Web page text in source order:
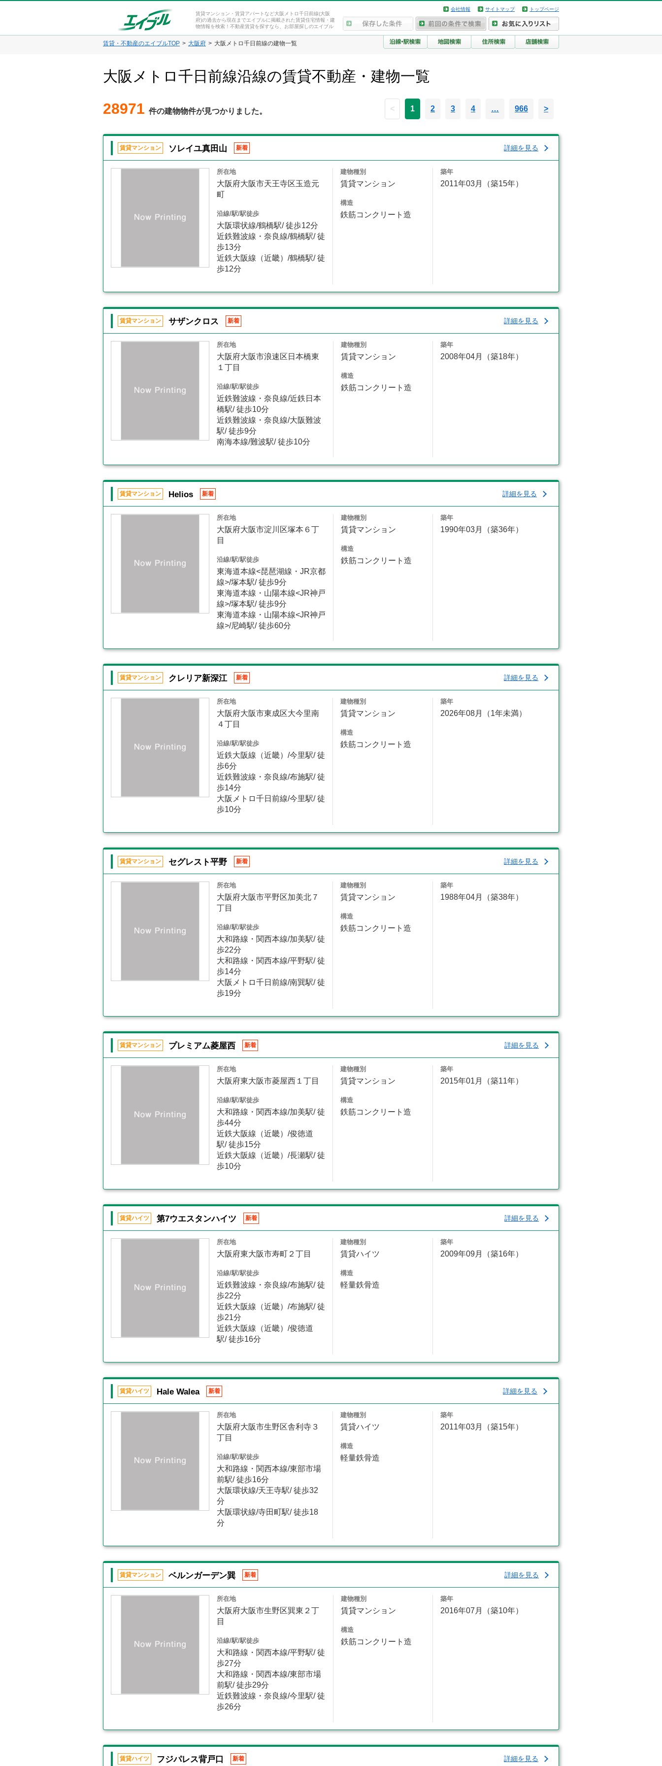
賃貸マンション・賃貸アパートなど大阪メトロ千日前線(大阪
府)の過去から現在までエイブルに掲載された賃貸住宅情報・建
物情報を検索！不動産賃貸を探すなら、お部屋探しのエイブル
会社情報 サイトマップ トップページ
賃貸・不動産のエイブルTOP 大阪府 大阪メトロ千日前線の建物一覧
大阪メトロ千日前線沿線の賃貸不動産・建物一覧
28971 件の建物物件が見つかりました。 < 1 2 3 4 … 966 >
賃貸マンション ソレイユ真田山 新着 詳細を見る
所在地
大阪府大阪市天王寺区玉造元
町
沿線/駅/駅徒歩
大阪環状線/鶴橋駅/ 徒歩12分
近鉄難波線・奈良線/鶴橋駅/ 徒
歩13分
近鉄大阪線（近畿）/鶴橋駅/ 徒
歩12分
建物種別
賃貸マンション
構造
鉄筋コンクリート造
築年
2011年03月（築15年）
賃貸マンション サザンクロス 新着 詳細を見る
所在地
大阪府大阪市浪速区日本橋東
１丁目
沿線/駅/駅徒歩
近鉄難波線・奈良線/近鉄日本
橋駅/ 徒歩10分
近鉄難波線・奈良線/大阪難波
駅/ 徒歩9分
南海本線/難波駅/ 徒歩10分
建物種別
賃貸マンション
構造
鉄筋コンクリート造
築年
2008年04月（築18年）
賃貸マンション Helios 新着 詳細を見る
所在地
大阪府大阪市淀川区塚本６丁
目
沿線/駅/駅徒歩
東海道本線<琵琶湖線・JR京都
線>/塚本駅/ 徒歩9分
東海道本線・山陽本線<JR神戸
線>/塚本駅/ 徒歩9分
東海道本線・山陽本線<JR神戸
線>/尼崎駅/ 徒歩60分
建物種別
賃貸マンション
構造
鉄筋コンクリート造
築年
1990年03月（築36年）
賃貸マンション クレリア新深江 新着 詳細を見る
所在地
大阪府大阪市東成区大今里南
４丁目
沿線/駅/駅徒歩
近鉄大阪線（近畿）/今里駅/ 徒
歩6分
近鉄難波線・奈良線/布施駅/ 徒
歩14分
大阪メトロ千日前線/今里駅/ 徒
歩10分
建物種別
賃貸マンション
構造
鉄筋コンクリート造
築年
2026年08月（1年未満）
賃貸マンション セグレスト平野 新着 詳細を見る
所在地
大阪府大阪市平野区加美北７
丁目
沿線/駅/駅徒歩
大和路線・関西本線/加美駅/ 徒
歩22分
大和路線・関西本線/平野駅/ 徒
歩14分
大阪メトロ千日前線/南巽駅/ 徒
歩19分
建物種別
賃貸マンション
構造
鉄筋コンクリート造
築年
1988年04月（築38年）
賃貸マンション プレミアム菱屋西 新着 詳細を見る
所在地
大阪府東大阪市菱屋西１丁目
沿線/駅/駅徒歩
大和路線・関西本線/加美駅/ 徒
歩44分
近鉄大阪線（近畿）/俊徳道
駅/ 徒歩15分
近鉄大阪線（近畿）/長瀬駅/ 徒
歩10分
建物種別
賃貸マンション
構造
鉄筋コンクリート造
築年
2015年01月（築11年）
賃貸ハイツ 第7ウエスタンハイツ 新着 詳細を見る
所在地
大阪府東大阪市寿町２丁目
沿線/駅/駅徒歩
近鉄難波線・奈良線/布施駅/ 徒
歩22分
近鉄大阪線（近畿）/布施駅/ 徒
歩21分
近鉄大阪線（近畿）/俊徳道
駅/ 徒歩16分
建物種別
賃貸ハイツ
構造
軽量鉄骨造
築年
2009年09月（築16年）
賃貸ハイツ Hale Walea 新着 詳細を見る
所在地
大阪府大阪市生野区舎利寺３
丁目
沿線/駅/駅徒歩
大和路線・関西本線/東部市場
前駅/ 徒歩16分
大阪環状線/天王寺駅/ 徒歩32
分
大阪環状線/寺田町駅/ 徒歩18
分
建物種別
賃貸ハイツ
構造
軽量鉄骨造
築年
2011年03月（築15年）
賃貸マンション ベルンガーデン巽 新着 詳細を見る
所在地
大阪府大阪市生野区巽東２丁
目
沿線/駅/駅徒歩
大和路線・関西本線/平野駅/ 徒
歩27分
大和路線・関西本線/東部市場
前駅/ 徒歩29分
近鉄難波線・奈良線/今里駅/ 徒
歩26分
建物種別
賃貸マンション
構造
鉄筋コンクリート造
築年
2016年07月（築10年）
賃貸ハイツ フジパレス背戸口 新着 詳細を見る